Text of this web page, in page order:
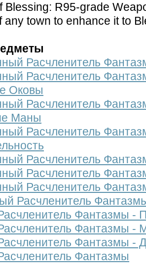
Blessing: R95-grade
any town to enhance it to
Расчленитель
Расчленитель
Оковы
Расчленитель
Маны
Расчленитель
Расчленитель
Расчленитель
Расчленитель
Расчленитель
Фантазмы -
Фантазмы -
Фантазмы -
Фантазмы